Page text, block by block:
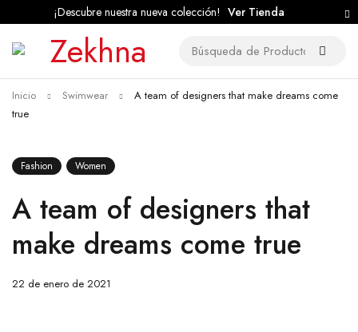
¡Descubre nuestra nueva colección! Ver Tienda
Inicio Swimwear
A team of designers that make dreams come
true
Fashion Women
A team of designers that
make dreams come true
22 de enero de 2021